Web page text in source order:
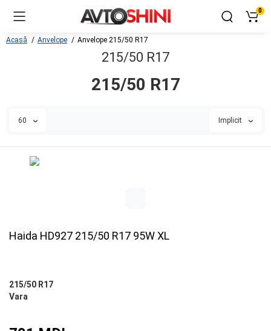
0
Acasă Anvelope Anvelope 215/50 R17
215/50 R17
215/50 R17
60 Implicit
Haida HD927 215/50 R17 95W XL
215/50 R17
Vara